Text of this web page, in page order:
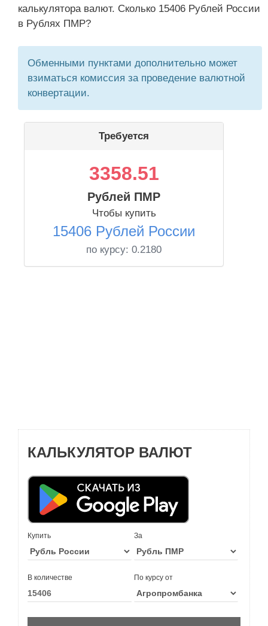
калькулятора валют. Сколько 15406 Рублей России
в Рублях ПМР?
Обменными пунктами дополнительно может
взиматься комиссия за проведение валютной
конвертации.
Требуется
3358.51
Рублей ПМР
Чтобы купить
15406 Рублей России
по курсу: 0.2180
КАЛЬКУЛЯТОР ВАЛЮТ
Купить За
В количестве По курсу от